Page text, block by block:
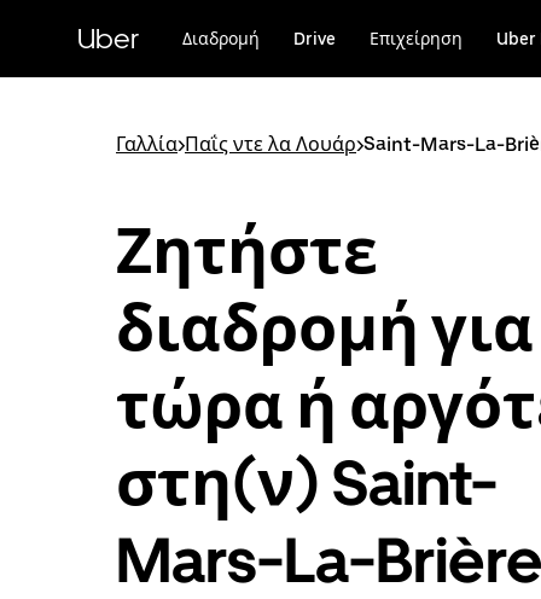
περιεχόμενο
Uber Διαδρομή Drive Επιχείρηση Uber
Γαλλία>Παΐς ντε λα Λουάρ>Saint-Mars-La-
Ζητήστε
διαδρομή για
τώρα ή
στη(ν) Saint-
Mars-La-Brière